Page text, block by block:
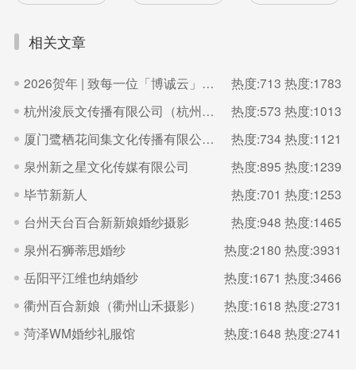
相关文章
2026贺年 | 致每一位「博诚云」的家人 热度:713 热度:1783
杭州浚辰文传播有限公司（杭州无界影像空间）
热度:573 热度:1013
厦门鹭栖花间集文化传播有限公司（福建厦门良辰集摄影）
热度:734 热度:1121
泉州新之星文化传媒有限公司
热度:895 热度:1239
毕节新新人
热度:701 热度:1253
台州天台百合新新娘婚纱摄影
热度:948 热度:1465
泉州石狮蒂思婚纱
热度:2180 热度:3931
岳阳平江维也纳婚纱
热度:1671 热度:3466
衢州百合新娘（衢州山禾摄影）
热度:1618 热度:2731
菏泽WM婚纱礼服馆
热度:1648 热度:2741